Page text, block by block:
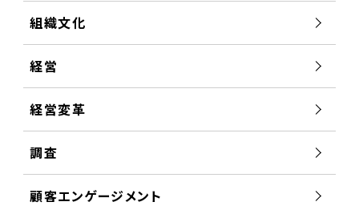
組織文化
経営
経営変革
調査
顧客エンゲージメント